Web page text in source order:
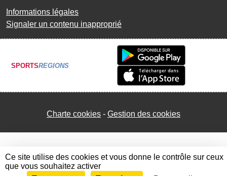
Informations légales
Signaler un contenu inapproprié
SPORTSREGIONS
Charte cookies Gestion des cookies
Ce site utilise des cookies et vous donne le contrôle sur ceux
que vous souhaitez activer